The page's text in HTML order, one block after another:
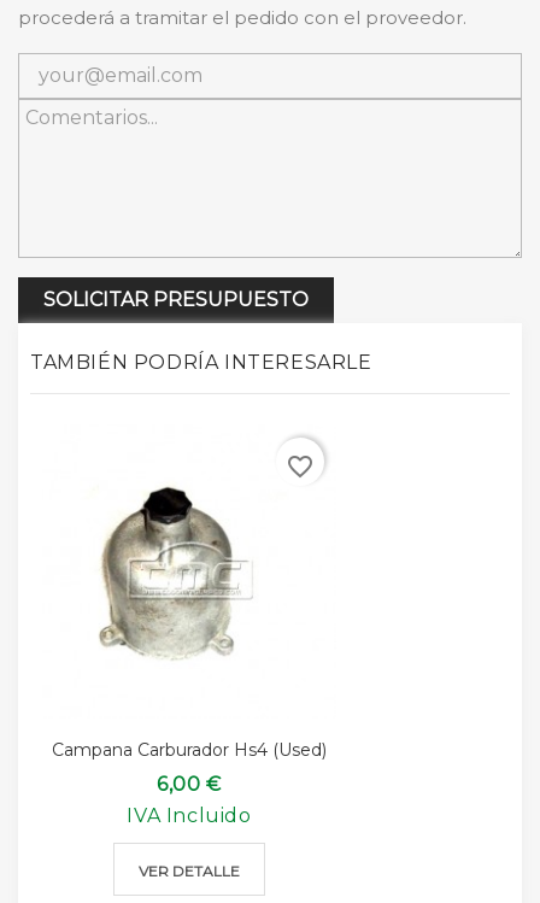
procederá a tramitar el pedido con el proveedor.
SOLICITAR PRESUPUESTO
TAMBIÉN PODRÍA INTERESARLE
Campana Carburador Hs4 (used)
6,00 €
IVA Incluido
VER DETALLE
favorite_border